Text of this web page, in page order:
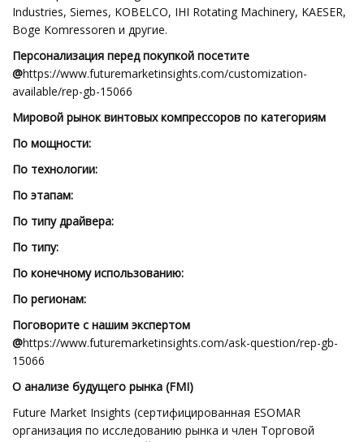
Industries, Siemes, KOBELCO, IHI Rotating Machinery, KAESER,
Boge Komressoren и другие.
Персонализация перед покупкой посетите
@https://www.futuremarketinsights.com/customization-
available/rep-gb-15066
Мировой рынок винтовых компрессоров по категориям
По мощности:
По технологии:
По этапам:
По типу драйвера:
По типу:
По конечному использованию:
По регионам:
Поговорите с нашим экспертом
@https://www.futuremarketinsights.com/ask-question/rep-gb-
15066
О анализе будущего рынка (FMI)
Future Market Insights (сертифицированная ESOMAR
организация по исследованию рынка и член Торговой